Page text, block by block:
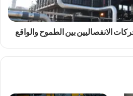
الانفصاليين بين الطموح والواقع